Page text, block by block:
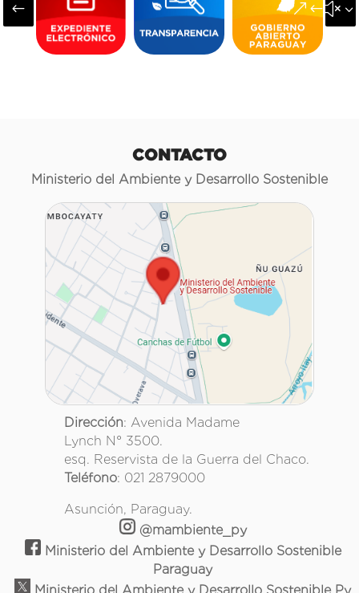
#
CONTACTO
Ministerio del Ambiente y Desarrollo Sostenible
Dirección: Avenida Madame
Lynch N° 3500.
esq. Reservista de la Guerra del Chaco.
Teléfono: 021 2879000
Asunción, Paraguay.
@mambiente_py
Ministerio del Ambiente y Desarrollo Sostenible
Paraguay